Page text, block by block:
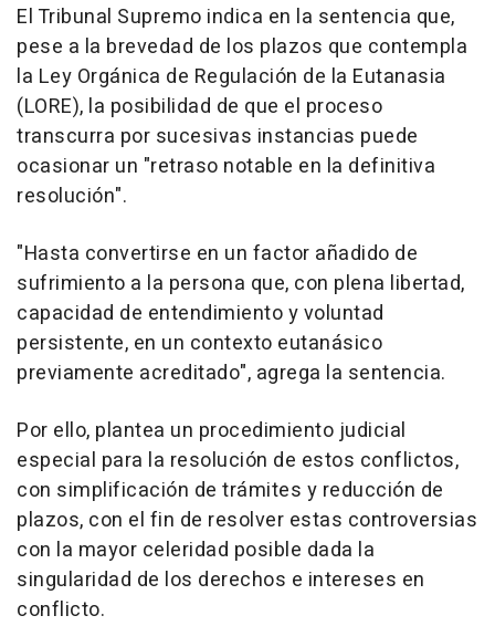
El Tribunal Supremo indica en la sentencia que,
pese a la brevedad de los plazos que contempla
la Ley Orgánica de Regulación de la Eutanasia
(LORE), la posibilidad de que el proceso
transcurra por sucesivas instancias puede
ocasionar un "retraso notable en la definitiva
resolución".
"Hasta convertirse en un factor añadido de
sufrimiento a la persona que, con plena libertad,
capacidad de entendimiento y voluntad
persistente, en un contexto eutanásico
previamente acreditado", agrega la sentencia.
Por ello, plantea un procedimiento judicial
especial para la resolución de estos conflictos,
con simplificación de trámites y reducción de
plazos, con el fin de resolver estas controversias
con la mayor celeridad posible dada la
singularidad de los derechos e intereses en
conflicto.